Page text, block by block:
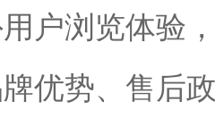
户浏览体验
优势、售后